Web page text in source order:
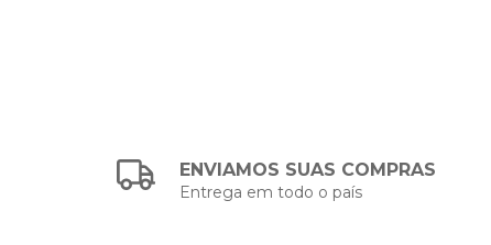
ENVIAMOS SUAS COMPRAS
Entrega em todo o país